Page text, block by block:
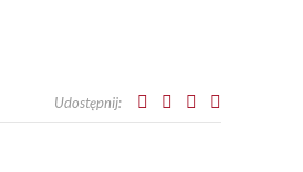
Udostępnij: